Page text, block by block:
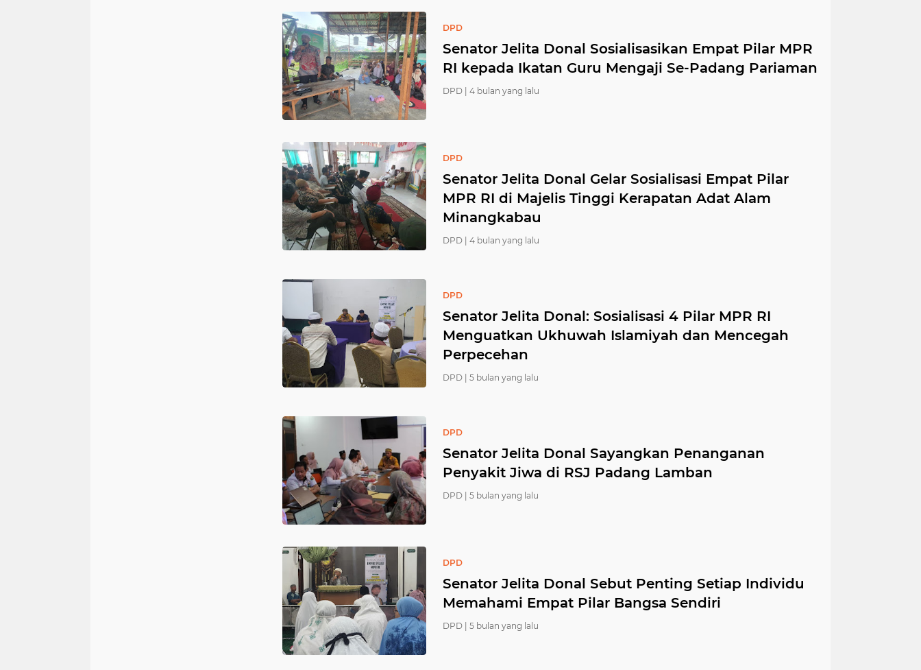
DPD
Senator Jelita Donal Sosialisasikan Empat Pilar MPR
RI kepada Ikatan Guru Mengaji Se-Padang Pariaman
DPD | 4 bulan yang lalu
DPD
Senator Jelita Donal Gelar Sosialisasi Empat Pilar
MPR RI di Majelis Tinggi Kerapatan Adat Alam
Minangkabau
DPD | 4 bulan yang lalu
DPD
Senator Jelita Donal: Sosialisasi 4 Pilar MPR RI
Menguatkan Ukhuwah Islamiyah dan Mencegah
Perpecehan
DPD | 5 bulan yang lalu
DPD
Senator Jelita Donal Sayangkan Penanganan
Penyakit Jiwa di RSJ Padang Lamban
DPD | 5 bulan yang lalu
DPD
Senator Jelita Donal Sebut Penting Setiap Individu
Memahami Empat Pilar Bangsa Sendiri
DPD | 5 bulan yang lalu